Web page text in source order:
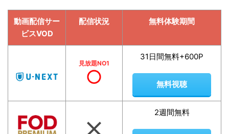
動画配信サー
ビスVOD
配信状況 無料体験期間
見放題NO1
31日間無料+600P
無料視聴
2週間無料